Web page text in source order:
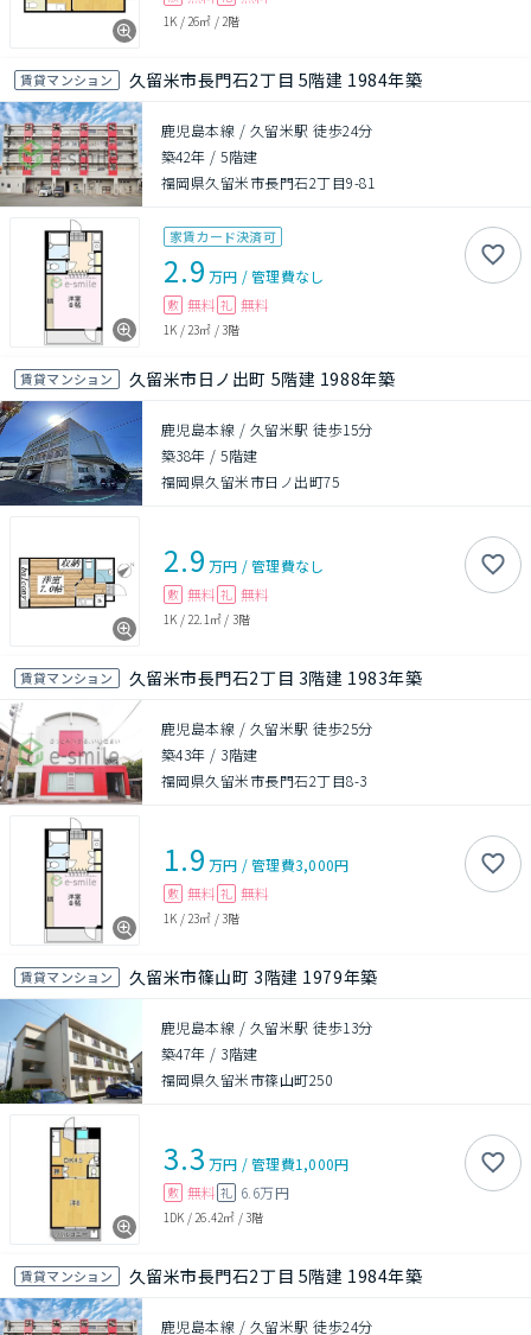
1K / 26㎡ / 2階
賃貸マンション 久留米市長門石2丁目 5階建 1984年築
鹿児島本線 / 久留米駅 徒歩24分
築42年 /5階建
福岡県久留米市長門石2丁目9-81
家賃カード決済可
2.9 万円 /管理費なし
敷 無料 礼 無料
1K /23㎡ /3階
賃貸マンション 久留米市日ノ出町 5階建 1988年築
鹿児島本線 / 久留米駅 徒歩15分
築38年 /5階建
福岡県久留米市日ノ出町75
2.9 万円 /管理費なし
敷 無料 礼 無料
1K / 22.1㎡ / 3階
賃貸マンション 久留米市長門石2丁目 3階建 1983年築
鹿児島本線 / 久留米駅 徒歩25分
築43年 / 3階建
福岡県久留米市長門石2丁目8-3
1.9 万円 /管理費3,000円
敷 無料 礼 無料
1K / 23㎡ /3階
賃貸マンション 久留米市篠山町 3階建 1979年築
鹿児島本線 / 久留米駅 徒歩13分
築47年 / 3階建
福岡県久留米市篠山町250
3.3 万円 /管理費1,000円
敷 無料 礼 6.6万円
1DK / 26.42㎡ /3階
賃貸マンション 久留米市長門石2丁目 5階建 1984年築
鹿児島本線 / 久留米駅 徒歩24分